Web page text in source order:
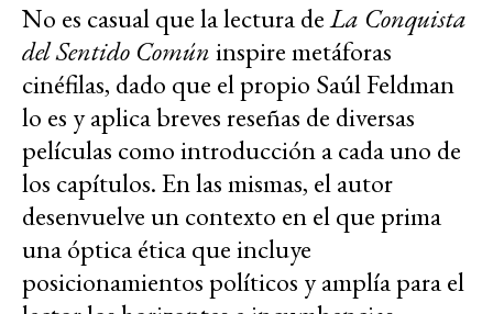
No es casual que la lectura deLa Conquista
del Sentido Comúninspire metáforas
cinéfilas, dado que el propio Saúl Feldman
lo es y aplica breves reseñas de diversas
películas como introducción a cada uno de
los capítulos. En las mismas, el autor
desenvuelve un contexto en el que prima
una óptica ética que incluye
posicionamientos políticos y amplía para el